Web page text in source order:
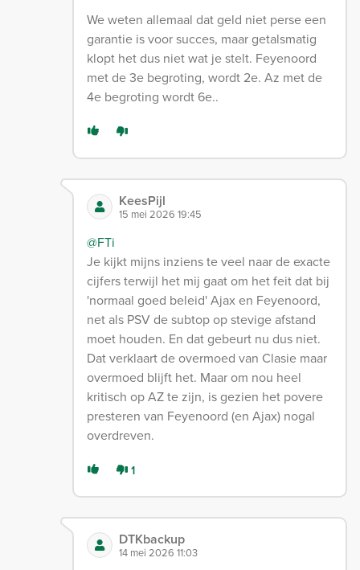
We weten allemaal dat geld niet perse een
garantie is voor succes, maar getalsmatig
klopt het dus niet wat je stelt. Feyenoord
met de 3e begroting, wordt 2e. Az met de
4e begroting wordt 6e..
KeesPijl
15 mei 2026 19:45
@FTi
Je kijkt mijns inziens te veel naar de exacte
cijfers terwijl het mij gaat om het feit dat bij
'normaal goed beleid' Ajax en Feyenoord,
net als PSV de subtop op stevige afstand
moet houden. En dat gebeurt nu dus niet.
Dat verklaart de overmoed van Clasie maar
overmoed blijft het. Maar om nou heel
kritisch op AZ te zijn, is gezien het povere
presteren van Feyenoord (en Ajax) nogal
overdreven.
1
DTKbackup
14 mei 2026 11:03